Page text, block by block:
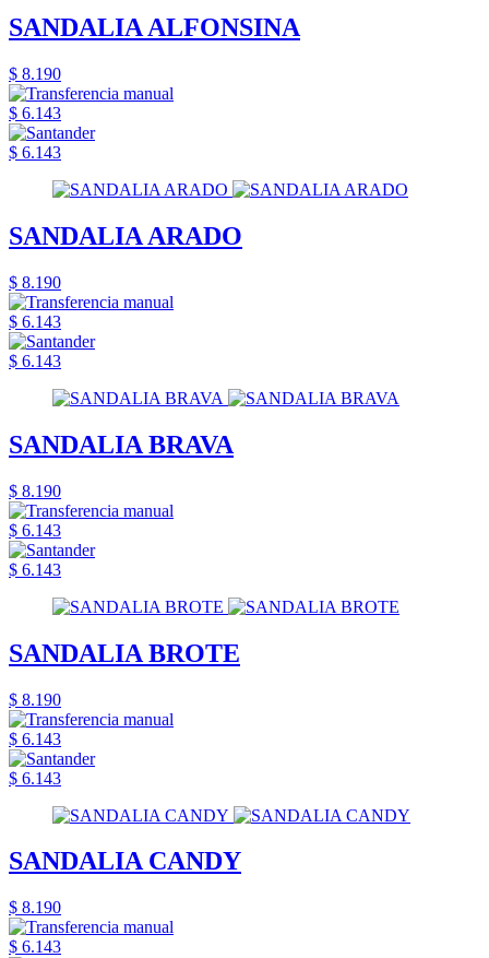
SANDALIA ALFONSINA
$ 8.190
$ 6.143
$ 6.143
SANDALIA ARADO
$ 8.190
$ 6.143
$ 6.143
SANDALIA BRAVA
$ 8.190
$ 6.143
$ 6.143
SANDALIA BROTE
$ 8.190
$ 6.143
$ 6.143
SANDALIA CANDY
$ 8.190
$ 6.143